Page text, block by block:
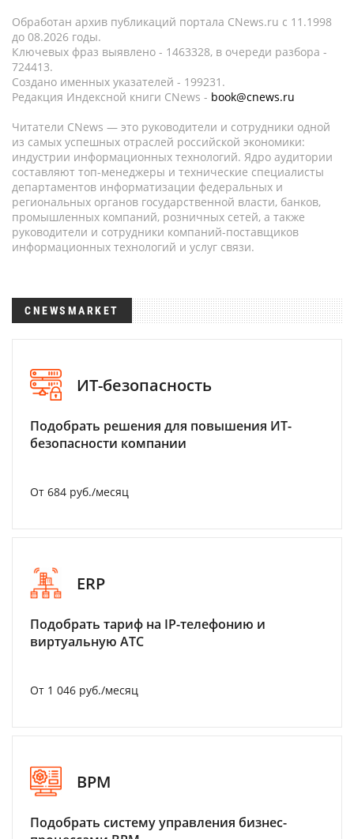
Обработан архив публикаций портала CNews.ru c 11.1998
до 08.2026 годы.
Ключевых фраз выявлено - 1463328, в очереди разбора -
724413.
Создано именных указателей - 199231.
Редакция Индексной книги CNews - book@cnews.ru
Читатели CNews — это руководители и сотрудники одной
из самых успешных отраслей российской экономики:
индустрии информационных технологий. Ядро аудитории
составляют топ-менеджеры и технические специалисты
департаментов информатизации федеральных и
региональных органов государственной власти, банков,
промышленных компаний, розничных сетей, а также
руководители и сотрудники компаний-поставщиков
информационных технологий и услуг связи.
CNEWSMARKET
ИТ-безопасность
Подобрать решения для повышения ИТ-
безопасности компании
От 684 руб./месяц
ERP
Подобрать тариф на IP-телефонию и
виртуальную АТС
От 1 046 руб./месяц
BPM
Подобрать систему управления бизнес-